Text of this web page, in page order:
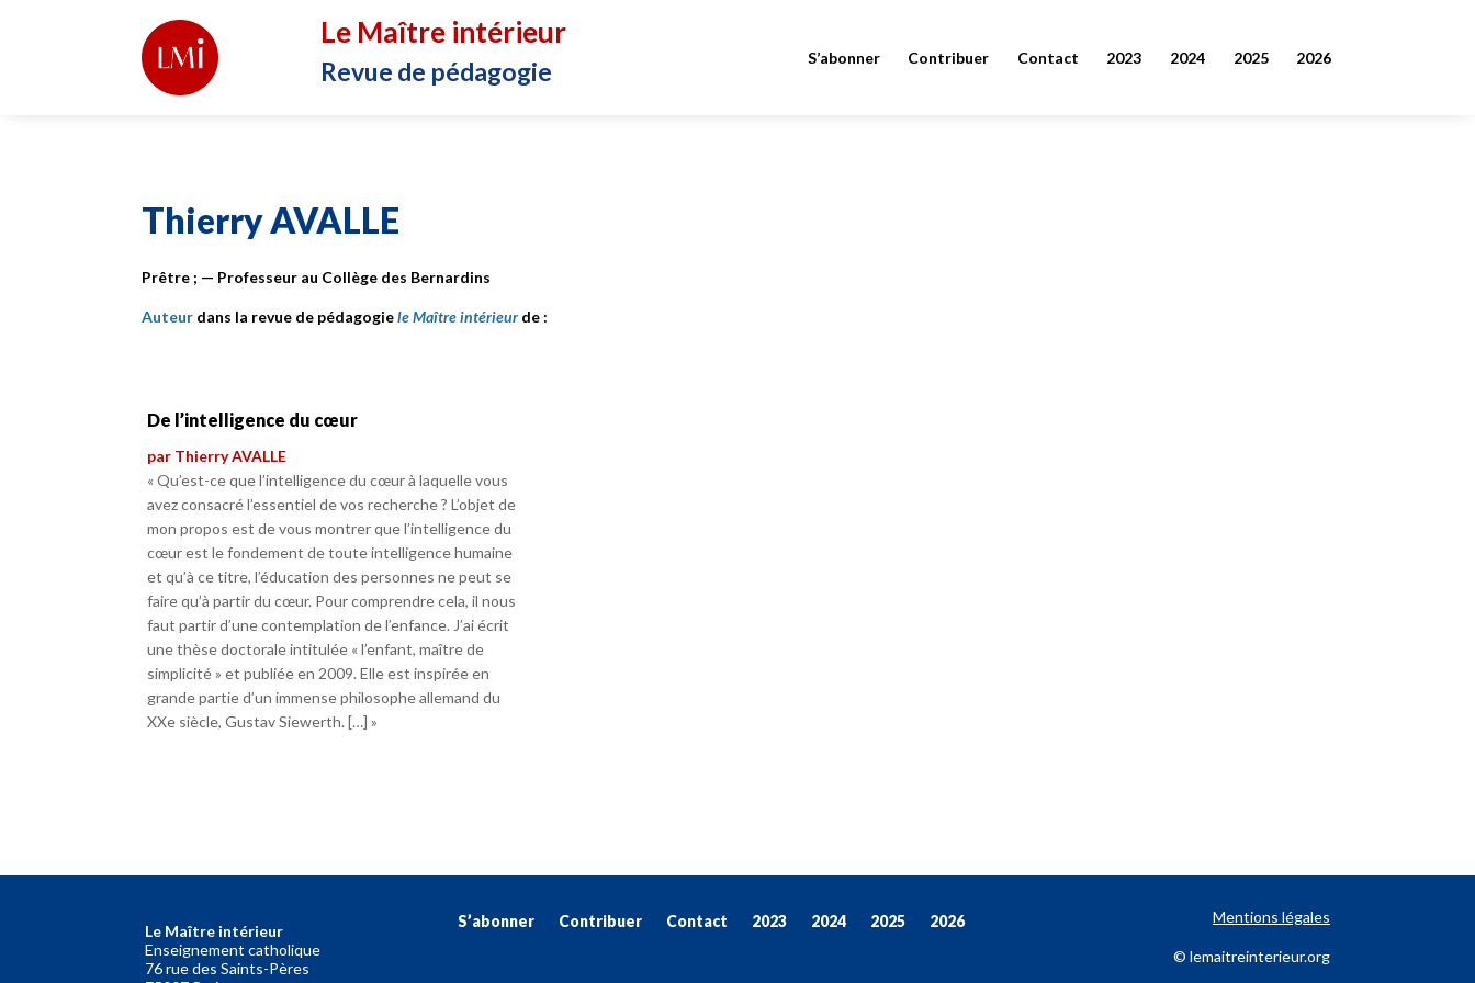
Le Maître intérieur
Revue de pédagogie S’abonner Contribuer Contact 2023 2024 2025 2026
Thierry AVALLE
Prêtre ; — Professeur au Collège des Bernardins
Auteur dans la revue de pédagogiele Maître intérieurde :
De l’intelligence du cœur
par Thierry AVALLE
« Qu’est-ce que l’intelligence du cœur à laquelle vous
avez consacré l’essentiel de vos recherche ? L’objet de
mon propos est de vous montrer que l’intelligence du
cœur est le fondement de toute intelligence humaine
et qu’à ce titre, l’éducation des personnes ne peut se
faire qu’à partir du cœur. Pour comprendre cela, il nous
faut partir d’une contemplation de l’enfance. J’ai écrit
une thèse doctorale intitulée « l’enfant, maître de
simplicité » et publiée en 2009. Elle est inspirée en
grande partie d’un immense philosophe allemand du
XXe siècle, Gustav Siewerth. […] »
Le Maître intérieur
Enseignement catholique
76 rue des Saints-Pères
S’abonner Contribuer Contact 2023 2024 2025 2026 Mentions légales
© lemaitreinterieur.org